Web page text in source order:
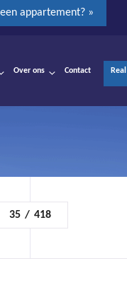
appartement? »
Over ons Contact
35 / 418